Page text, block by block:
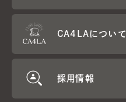
CA4LAについて
採用情報